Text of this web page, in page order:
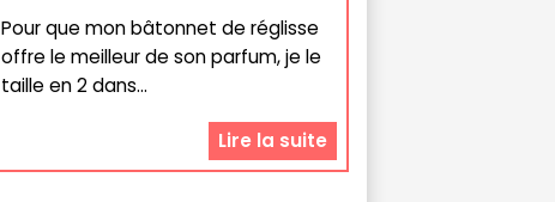
Pour que mon bâtonnet de réglisse
offre le meilleur de son parfum, je le
taille en 2 dans...
Lire la suite